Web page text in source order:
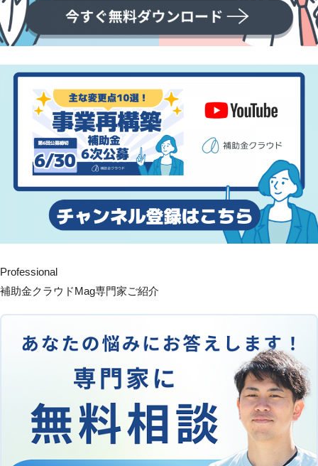
Professional
補助金クラウドMag専門家ご紹介